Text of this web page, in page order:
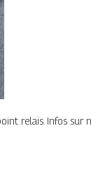
relais. Infos sur